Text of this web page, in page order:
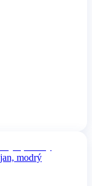
modrý